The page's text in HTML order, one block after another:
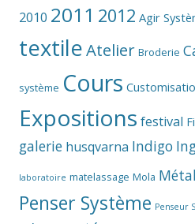
2010 2011 2012 Agir
textileAtelier Broderie
système Cours
Expositions festival
galerie husqvarna Indigo
laboratoire matelassage Mola Métal
Penser Système Penseur